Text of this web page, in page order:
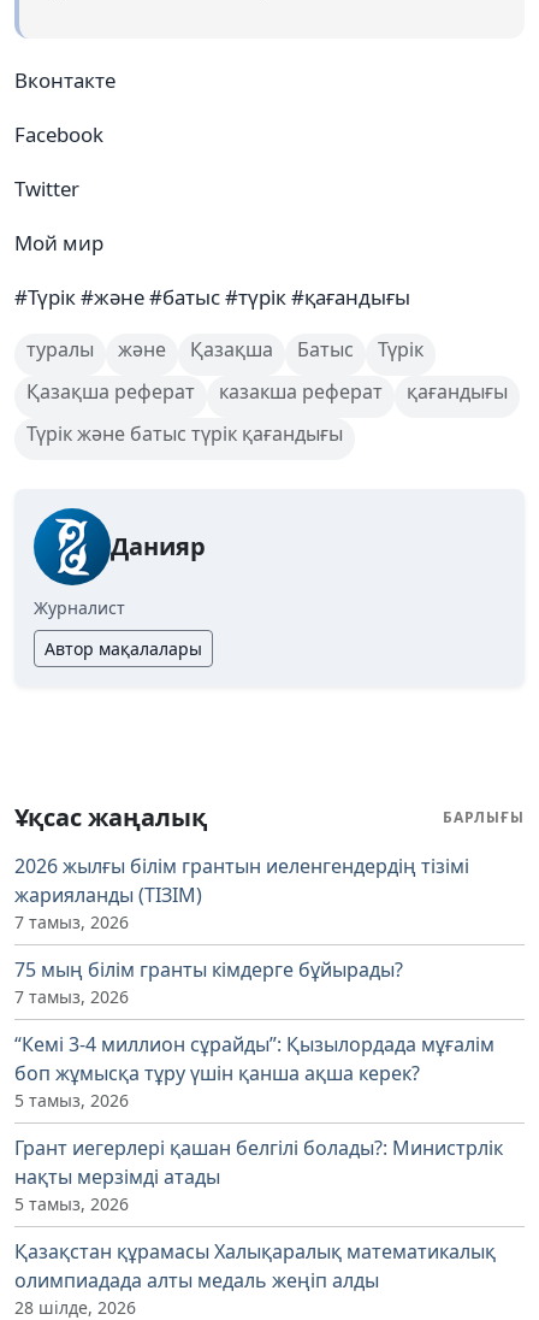
Вконтакте
Facebook
Twitter
Мой мир
#Түрік #және #батыс #түрік #қағандығы
туралы және Қазақша Батыс
Түрік
Қазақша реферат
казакша реферат
қағандығы
Түрік және батыс түрік қағандығы
Данияр
Журналист
Автор мақалалары
Ұқсас жаңалық БАРЛЫҒЫ
2026 жылғы білім грантын иеленгендердің тізімі
жарияланды (ТІЗІМ)
7 тамыз, 2026
75 мың білім гранты кімдерге бұйырады?
7 тамыз, 2026
“Кемі 3-4 миллион сұрайды”: Қызылордада мұғалім
боп жұмысқа тұру үшін қанша ақша керек?
5 тамыз, 2026
Грант иегерлері қашан белгілі болады?: Министрлік
нақты мерзімді атады
5 тамыз, 2026
Қазақстан құрамасы Халықаралық математикалық
олимпиадада алты медаль жеңіп алды
28 шілде, 2026